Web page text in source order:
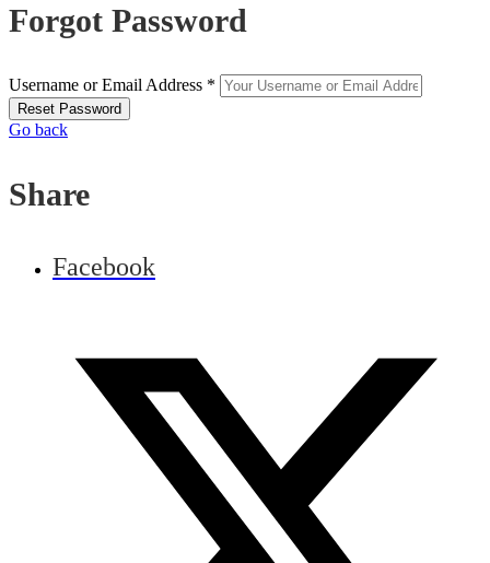
Forgot Password
Username or Email Address *
Go back
Share
Facebook